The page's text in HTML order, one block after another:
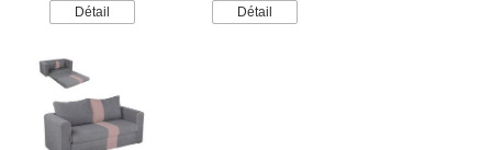
Détail Détail